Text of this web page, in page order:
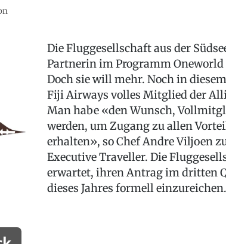
Die Fluggesellschaft aus der
Partnerin im Programm Oneworld
Doch sie will mehr. Noch in
Fiji Airways volles Mitglied der
Man habe «den Wunsch,
werden, um Zugang zu allen
erhalten», so Chef Andre Viljoen
Executive Traveller. Die
erwartet, ihren Antrag im dritten
dieses Jahres formell einzureichen.